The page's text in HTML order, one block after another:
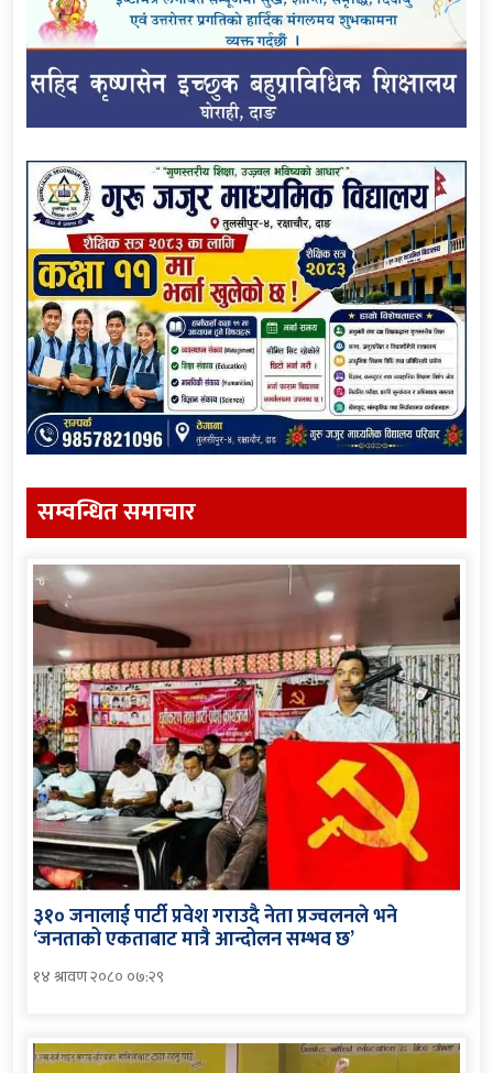
सम्वन्धित समाचार
३१० जनालाई पार्टी प्रवेश गराउदै नेता प्रज्वलनले भने
‘जनताको एकताबाट मात्रै आन्दोलन सम्भव छ’
१४ श्रावण २०८० ०७:२९